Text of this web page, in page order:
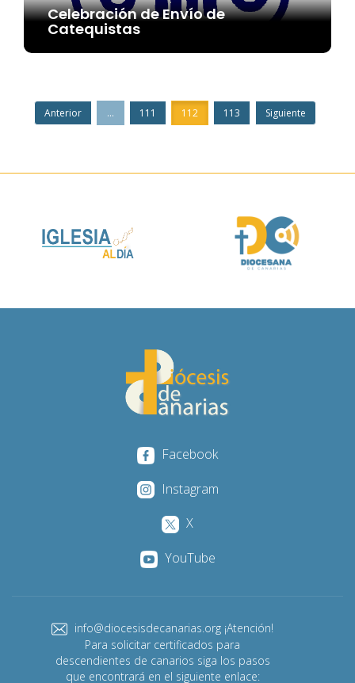
Celebración de Envío de
Catequistas
Anterior ... 111 112 113 Siguiente
Facebook
Instagram
X
YouTube
info@diocesisdecanarias.org ¡Atención!
Para solicitar certificados para
descendientes de canarios siga los pasos
que encontrará en el siguiente enlace: